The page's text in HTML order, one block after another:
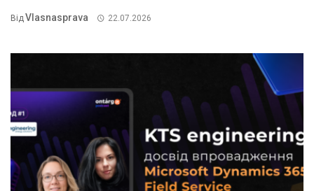
ВідVlasnasprava 22.07.2026